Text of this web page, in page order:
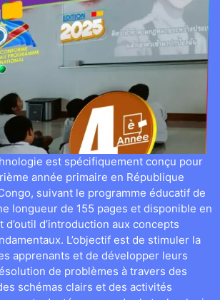
est spécifiquement conçu pour
année primaire en République
suivant le programme éducatif de
longueur de 155 pages et disponible en
d’introduction aux concepts
L’objectif est de stimuler la
apprenants et de développer leurs
de problèmes à travers des
schémas clairs et des activités